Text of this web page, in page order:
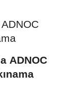
ADNOC